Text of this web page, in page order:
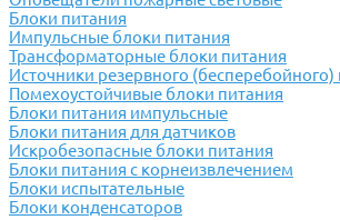
Блоки питания
Импульсные блоки питания
Трансформаторные блоки питания
Источники резервного (бесперебойного)
Помехоустойчивые блоки питания
Блоки питания импульсные
Блоки питания для датчиков
Искробезопасные блоки питания
Блоки питания с корнеизвлечением
Блоки испытательные
Блоки конденсаторов